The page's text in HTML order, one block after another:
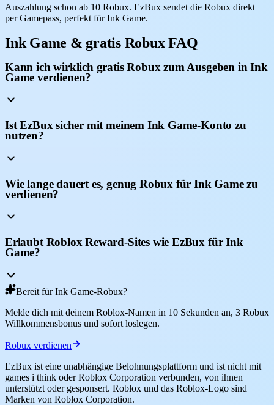
Auszahlung schon ab 10 Robux. EzBux sendet die Robux direkt
per Gamepass, perfekt für Ink Game.
Ink Game & gratis Robux FAQ
Kann ich wirklich gratis Robux zum Ausgeben in Ink
Game verdienen?
Ist EzBux sicher mit meinem Ink Game-Konto zu
nutzen?
Wie lange dauert es, genug Robux für Ink Game zu
verdienen?
Erlaubt Roblox Reward-Sites wie EzBux für Ink
Game?
Bereit für Ink Game-Robux?
Melde dich mit deinem Roblox-Namen in 10 Sekunden an, 3 Robux
Willkommensbonus und sofort loslegen.
Robux verdienen
EzBux ist eine unabhängige Belohnungsplattform und ist nicht mit
games i think oder Roblox Corporation verbunden, von ihnen
unterstützt oder gesponsert. Roblox und das Roblox-Logo sind
Marken von Roblox Corporation.